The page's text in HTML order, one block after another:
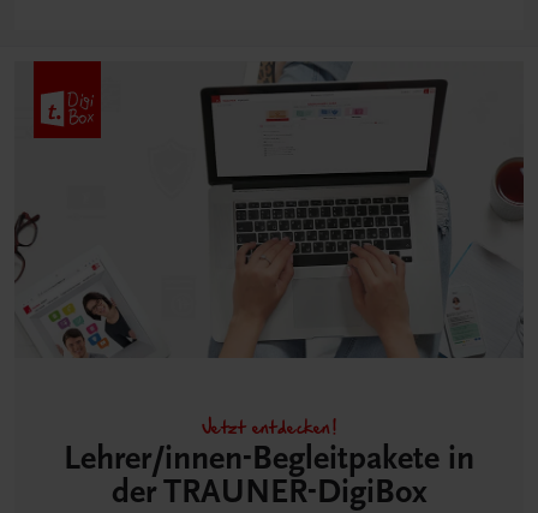
Jetzt entdecken!
Lehrer/innen-Begleitpakete in
der TRAUNER-DigiBox